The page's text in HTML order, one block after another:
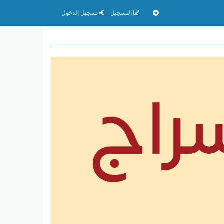
التسجيل تسجيل الدخول